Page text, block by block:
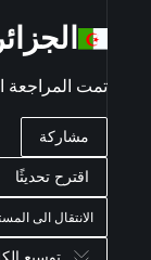
الجزائر
تمت المراجعة
مشاركة
اقترح تحديثًا
الانتقال الى